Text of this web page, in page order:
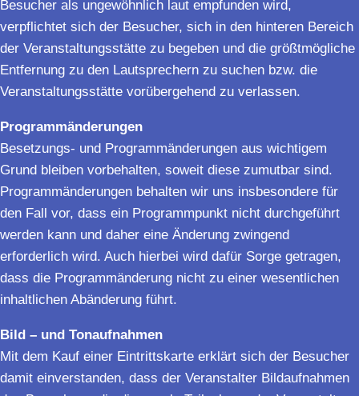
Besucher als ungewöhnlich laut empfunden wird,
verpflichtet sich der Besucher, sich in den hinteren Bereich
der Veranstaltungsstätte zu begeben und die größtmögliche
Entfernung zu den Lautsprechern zu suchen bzw. die
Veranstaltungsstätte vorübergehend zu verlassen.
Programmänderungen
Besetzungs- und Programmänderungen aus wichtigem
Grund bleiben vorbehalten, soweit diese zumutbar sind.
Programmänderungen behalten wir uns insbesondere für
den Fall vor, dass ein Programmpunkt nicht durchgeführt
werden kann und daher eine Änderung zwingend
erforderlich wird. Auch hierbei wird dafür Sorge getragen,
dass die Programmänderung nicht zu einer wesentlichen
inhaltlichen Abänderung führt.
Bild – und Tonaufnahmen
Mit dem Kauf einer Eintrittskarte erklärt sich der Besucher
damit einverstanden, dass der Veranstalter Bildaufnahmen